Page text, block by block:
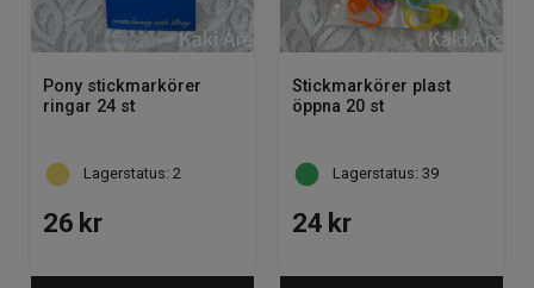
Pony stickmarkörer
ringar 24 st
Lagerstatus: 2
26 kr
Stickmarkörer plast
öppna 20 st
Lagerstatus: 39
24 kr